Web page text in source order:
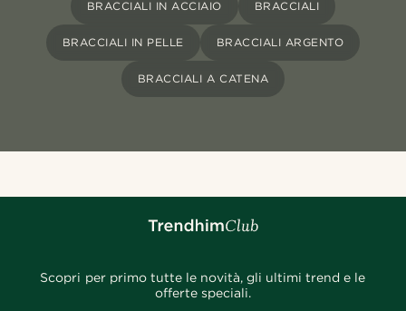
BRACCIALI IN ACCIAIO BRACCIALI
BRACCIALI IN PELLE BRACCIALI ARGENTO
BRACCIALI A CATENA
Scopri per primo tutte le novità, gli ultimi trend e le
offerte speciali.